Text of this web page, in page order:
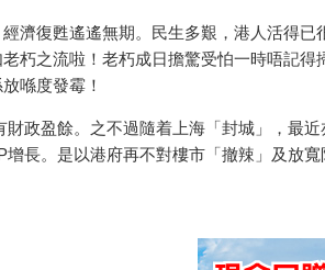
復甦遙遙無期。民生多艱，港人活得已
朽之流啦！老朽成日擔驚受怕一時唔記得
喺度發霉！
盈餘。之不過隨着上海「封城」，最近
長。是以港府再不對樓市「撤辣」及放